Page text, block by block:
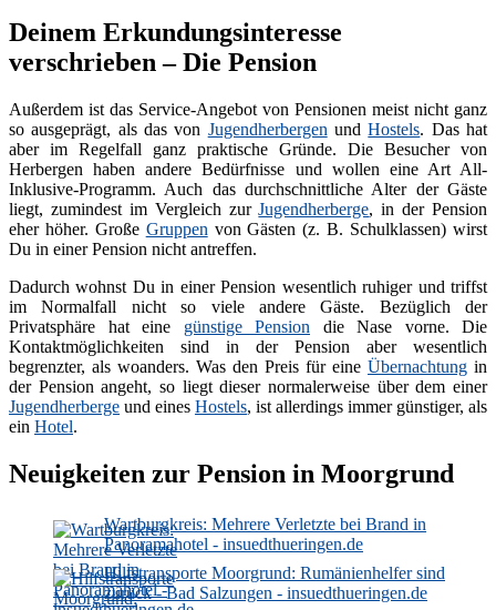
Deinem Erkundungsinteresse
verschrieben – Die Pension
Außerdem ist das Service-Angebot von Pensionen meist nicht ganz
so ausgeprägt, als das von Jugendherbergen undHostels. Das hat
aber im Regelfall ganz praktische Gründe. Die Besucher von
Herbergen haben andere Bedürfnisse und wollen eine Art All-
Inklusive-Programm. Auch das durchschnittliche Alter der Gäste
liegt, zumindest im Vergleich zurJugendherberge, in der Pension
eher höher. Große Gruppen von Gästen (z. B. Schulklassen) wirst
Du in einer Pension nicht antreffen.
Dadurch wohnst Du in einer Pension wesentlich ruhiger und triffst
im Normalfall nicht so viele andere Gäste. Bezüglich der
Privatsphäre hat eine günstige Pension die Nase vorne. Die
Kontaktmöglichkeiten sind in der Pension aber wesentlich
begrenzter, als woanders. Was den Preis für eine Übernachtung in
der Pension angeht, so liegt dieser normalerweise über dem einer
Jugendherberge und eines Hostels, ist allerdings immer günstiger, als
ein Hotel.
Neuigkeiten zur Pension in Moorgrund
Wartburgkreis: Mehrere Verletzte bei Brand in
Panoramahotel - insuedthueringen.de
Hilfstransporte Moorgrund: Rumänienhelfer sind
zurück - Bad Salzungen - insuedthueringen.de